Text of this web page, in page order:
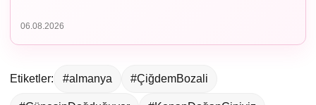
06.08.2026
Etiketler: #almanya #ÇiğdemBozali